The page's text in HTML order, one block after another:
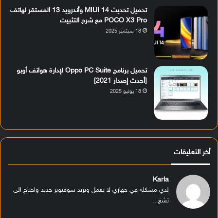
تحميل تحديث MIUI 14 وأندرويد 13 المستقر لهاتف
POCO X3 Pro مع شرح التثبيت
18 سبتمبر 2025
تحميل برنامج Oppo PC Suite لإدارة هواتف أوبو
[أحدث إصدار 2021]
18 يوليو 2025
أخر التعليقات
Karla
لدي مشكله في جهازي لا يعمل ويريد سوفتوير جديد واحتاج الى
تشغ...